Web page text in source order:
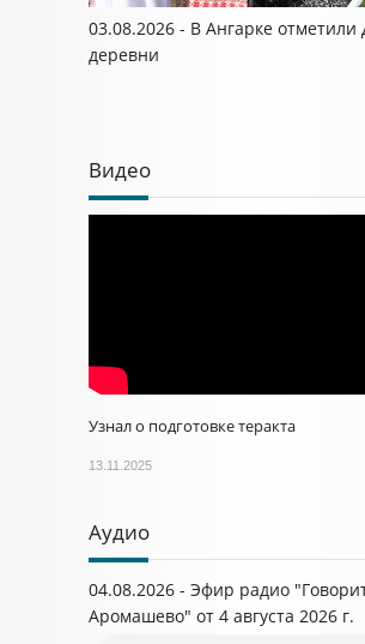
03.08.2026 - В Ангарке отметили
деревни
Видео
Узнал о подготовке теракта
13.11.2025
Аудио
04.08.2026 - Эфир радио
Аромашево" от 4 августа 2026 г.